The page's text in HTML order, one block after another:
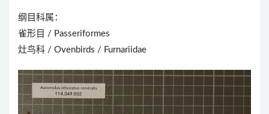
纲目科属：
雀形目 / Passeriformes
灶鸟科 / Ovenbirds / Furnariidae